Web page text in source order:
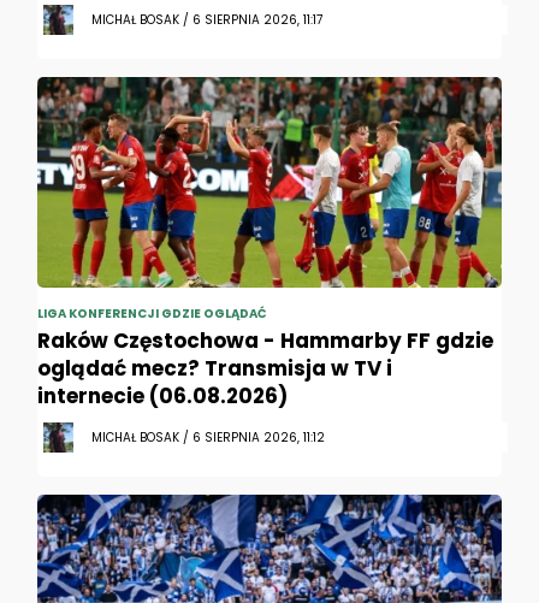
MICHAŁ BOSAK / 6 SIERPNIA 2026, 11:17
LIGA KONFERENCJI GDZIE OGLĄDAĆ
Raków Częstochowa - Hammarby FF gdzie
oglądać mecz? Transmisja w TV i
internecie (06.08.2026)
MICHAŁ BOSAK / 6 SIERPNIA 2026, 11:12